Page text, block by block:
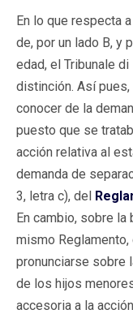
En lo que respecta
de, por un lado B, y
edad, el Tribunale
distinción. Así
conocer de la
puesto que se
acción relativa al
demanda de
3, letra c), del
En cambio, sobre
mismo
pronunciarse sobre
de los hijos
accesoria a la